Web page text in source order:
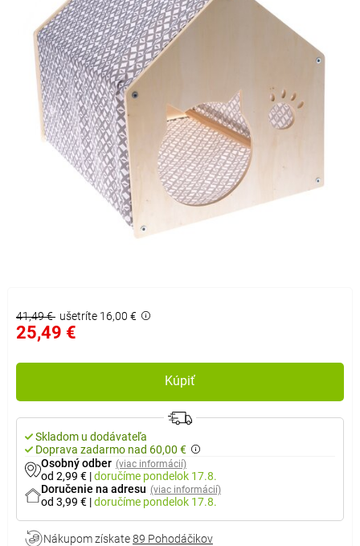
41,49 € ušetríte 16,00 €
25,49 €
Kúpiť
Skladom u dodávateľa
Doprava zadarmo nad 60,00 €
Osobný odber (viac informácií)
od 2,99 € |doručíme pondelok 17.8.
Doručenie na adresu (viac informácií)
od 3,99 € |doručíme pondelok 17.8.
Nákupom získate89 Pohodáčikov